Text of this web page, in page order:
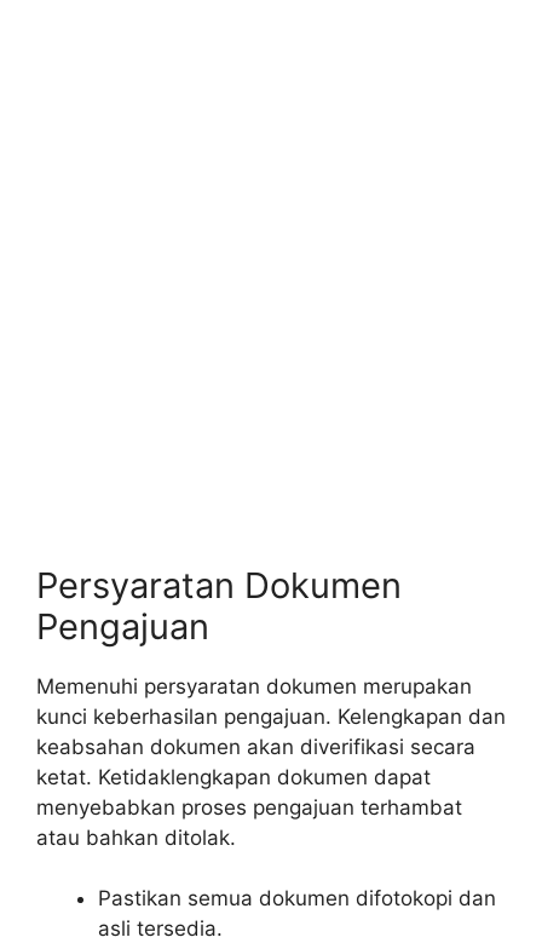
Persyaratan Dokumen
Pengajuan
Memenuhi persyaratan dokumen merupakan
kunci keberhasilan pengajuan. Kelengkapan dan
keabsahan dokumen akan diverifikasi secara
ketat. Ketidaklengkapan dokumen dapat
menyebabkan proses pengajuan terhambat
atau bahkan ditolak.
Pastikan semua dokumen difotokopi dan
asli tersedia.